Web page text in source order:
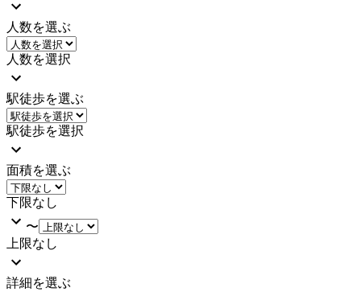
人数を選ぶ
人数を選択
駅徒歩を選ぶ
駅徒歩を選択
面積を選ぶ
下限なし
〜
上限なし
詳細を選ぶ